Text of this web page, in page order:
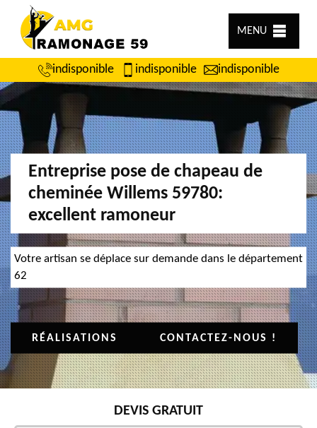
MENU
indisponible indisponible indisponible
Entreprise pose de chapeau de
cheminée Willems 59780:
excellent ramoneur
Votre artisan se déplace sur demande dans le département
62
RÉALISATIONS CONTACTEZ-NOUS !
DEVIS GRATUIT